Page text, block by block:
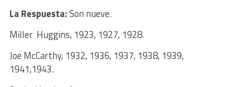
La Respuesta:Son nueve.
Miller Huggins, 1923, 1927, 1928.
Joe McCarthy, 1932, 1936, 1937, 1938, 1939,
1941,1943.